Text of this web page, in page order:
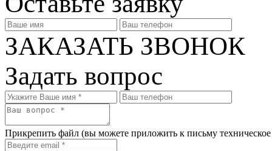
ЗАКАЗАТЬ ЗВОНОК
Задать вопрос
Прикрепить файл (вы можете приложить к письму